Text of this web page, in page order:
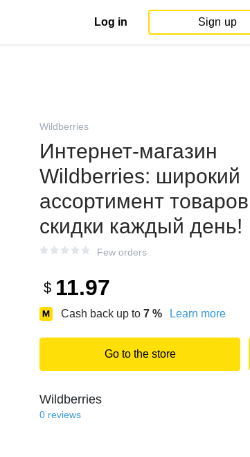
Log in Sign up
Wildberries
Интернет‑магазин
Wildberries: широкий
ассортимент
скидки каждый день!
Few orders
$ 11.97
Cash back up to 7 % Learn more
Go to the store
Wildberries
0 reviews